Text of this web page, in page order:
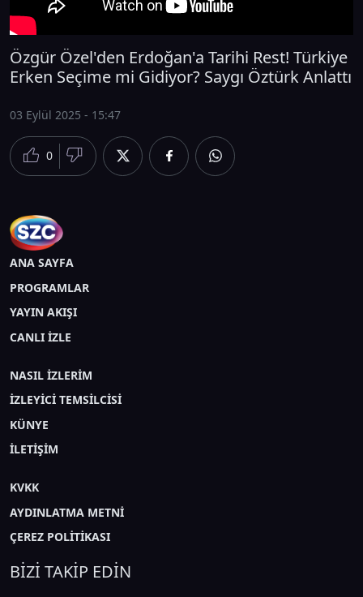
Özgür Özel'den Erdoğan'a Tarihi Rest! Türkiye
Erken Seçime mi Gidiyor? Saygı Öztürk Anlattı
03 Eylül 2025 - 15:47
0
ANA SAYFA
PROGRAMLAR
YAYIN AKIŞI
CANLI İZLE
NASIL İZLERİM
İZLEYİCİ TEMSİLCİSİ
KÜNYE
İLETİŞİM
KVKK
AYDINLATMA METNİ
ÇEREZ POLİTİKASI
BİZİ TAKİP EDİN